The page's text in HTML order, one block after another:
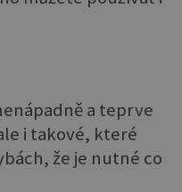
a teprve
i takové, které
že je nutné co